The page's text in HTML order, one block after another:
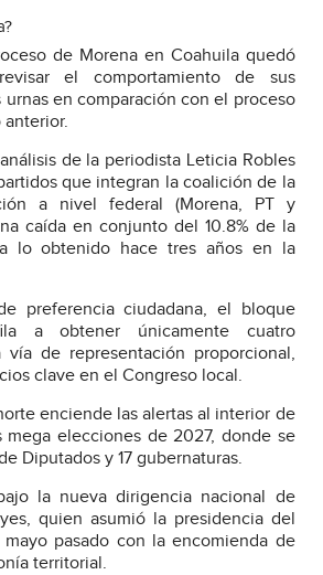
de Morena en Coahuila quedó
el comportamiento de sus
en comparación con el proceso
de la periodista Leticia Robles
que integran la coalición de la
a nivel federal (Morena, PT y
caída en conjunto del 10.8% de la
lo obtenido hace tres años en la
preferencia ciudadana, el bloque
a obtener únicamente cuatro
de representación proporcional,
clave en el Congreso local.
enciende las alertas al interior de
mega elecciones de 2027, donde se
Diputados y 17 gubernaturas.
la nueva dirigencia nacional de
quien asumió la presidencia del
pasado con la encomienda de
territorial.